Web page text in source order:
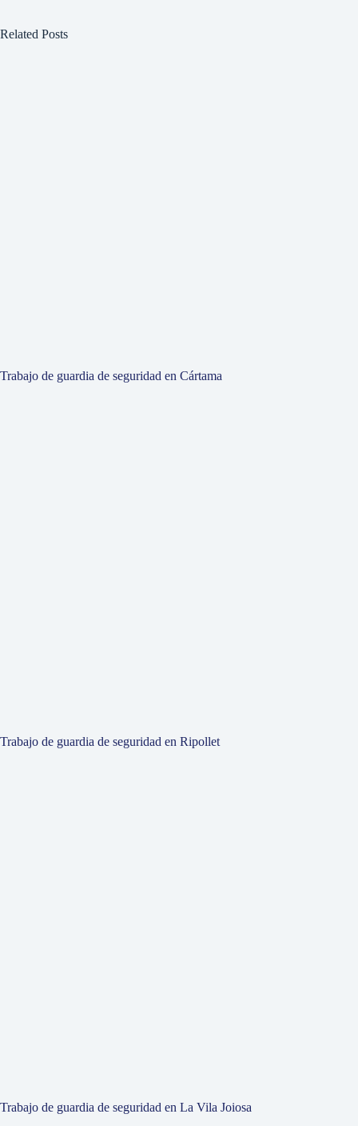
Related Posts
Trabajo de guardia de seguridad en Cártama
Trabajo de guardia de seguridad en Ripollet
Trabajo de guardia de seguridad en La Vila Joiosa